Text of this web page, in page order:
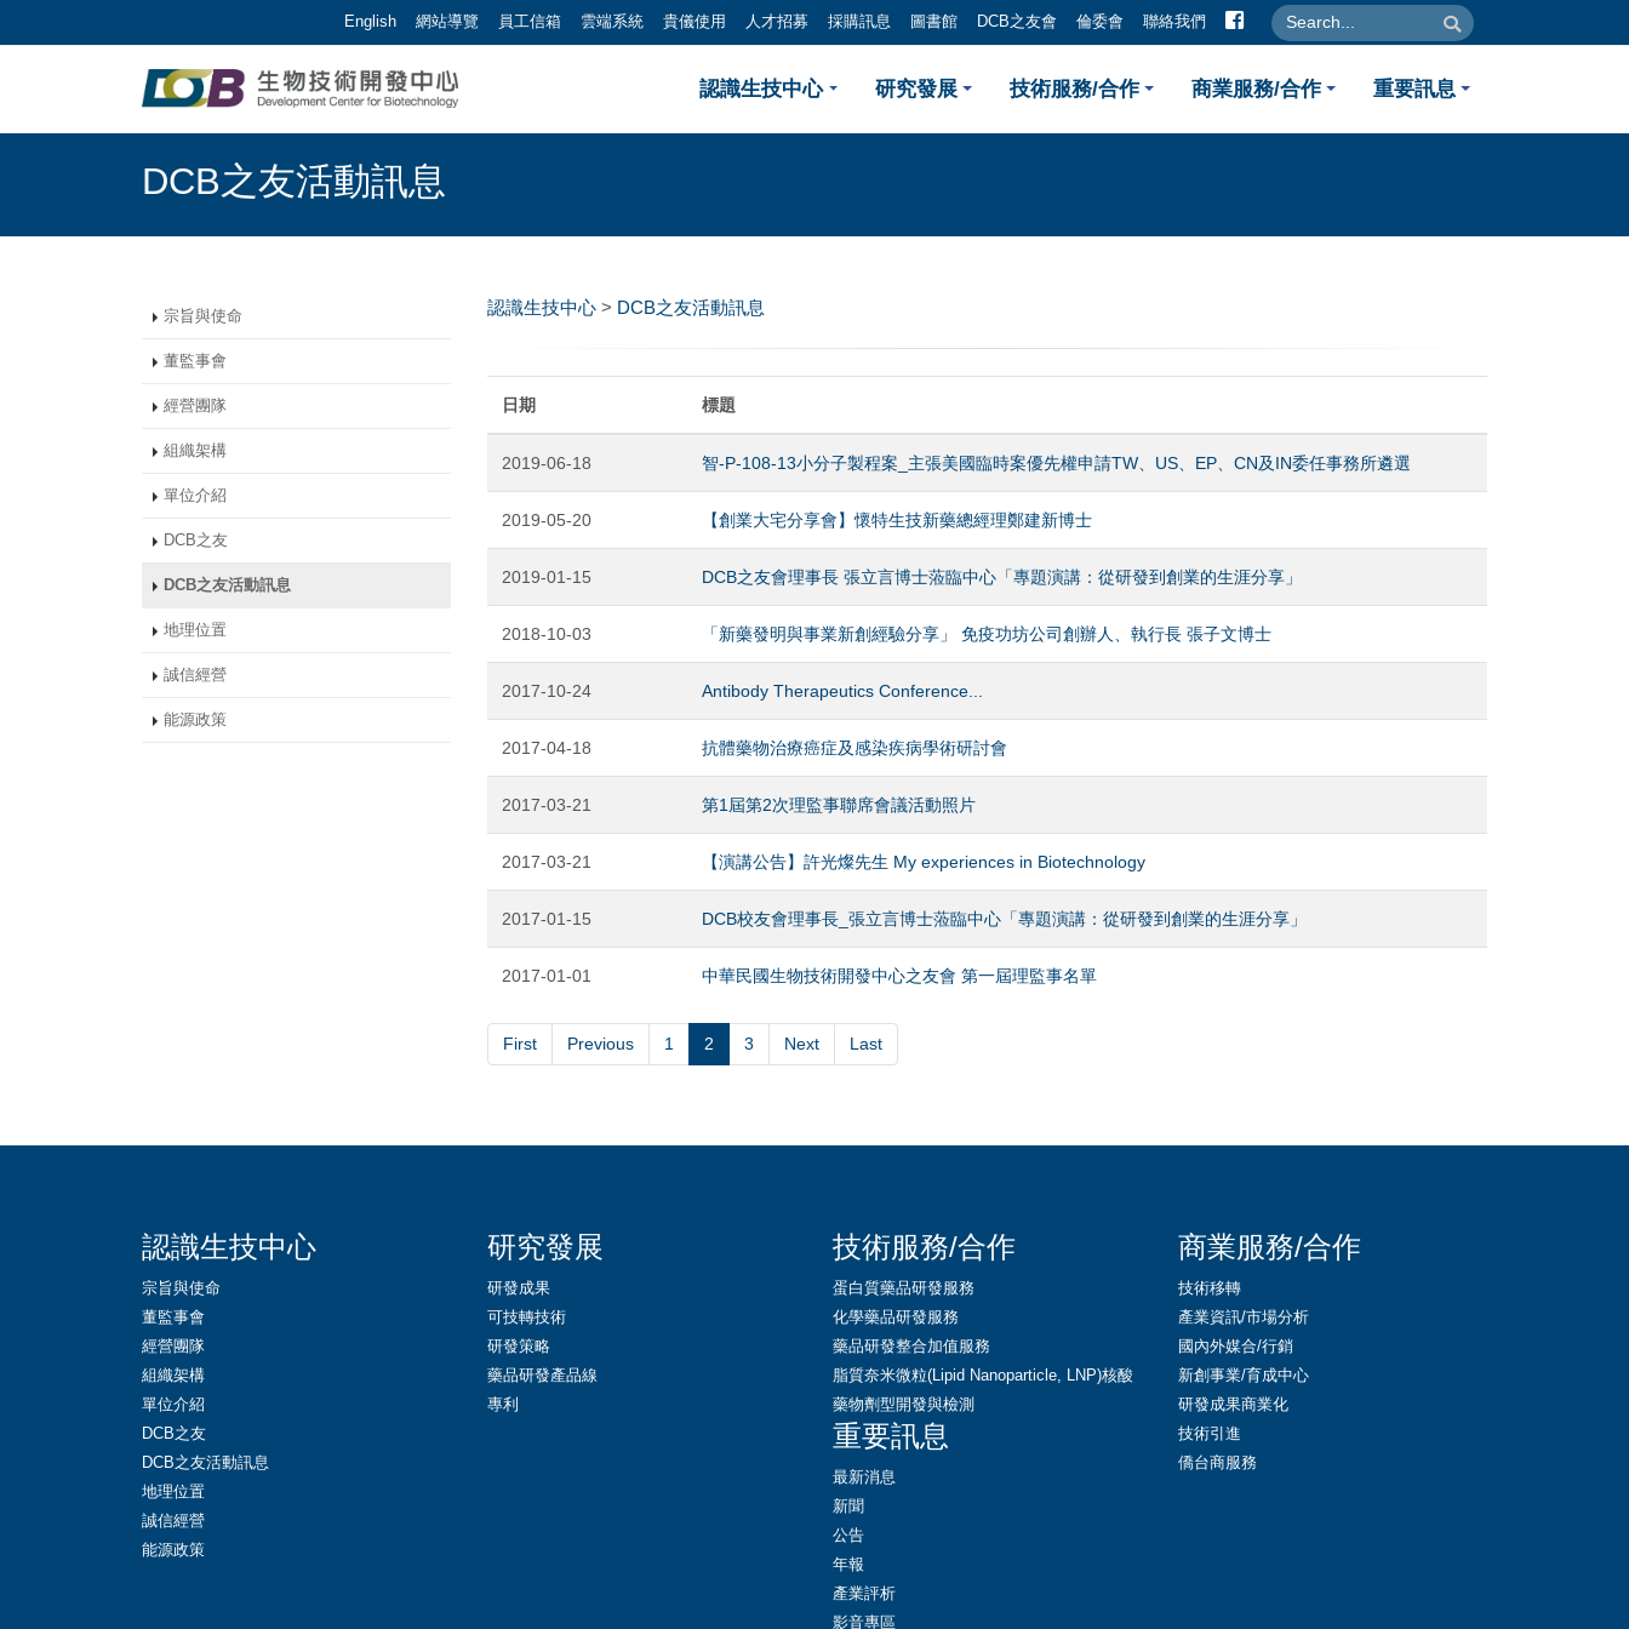
English 網站導覽 員工信箱 雲端系統 貴儀使用 人才招募 採購訊息 圖書館 DCB之友會 倫委會 聯絡我們 facebook
search search
生物技術開發中心 | DCB之友活動訊息
認識生技中心 研究發展 技術服務/合作 商業服務/合作 重要訊息
DCB之友活動訊息
宗旨與使命
董監事會
經營團隊
組織架構
單位介紹
DCB之友
DCB之友活動訊息
地理位置
誠信經營
能源政策
認識生技中心 > DCB之友活動訊息
日期 標題
2019-06-18 智-P-108-13小分子製程案_主張美國臨時案優先權申請TW、US、EP、CN及IN委任事務所遴選
2019-05-20 【創業大宅分享會】懷特生技新藥總經理鄭建新博士
2019-01-15 DCB之友會理事長 張立言博士蒞臨中心「專題演講：從研發到創業的生涯分享」
2018-10-03 「新藥發明與事業新創經驗分享」 免疫功坊公司創辦人、執行長 張子文博士
2017-10-24 Antibody Therapeutics Conference...
2017-04-18 抗體藥物治療癌症及感染疾病學術研討會
2017-03-21 第1屆第2次理監事聯席會議活動照片
2017-03-21 【演講公告】許光燦先生 My experiences in Biotechnology
2017-01-15 DCB校友會理事長_張立言博士蒞臨中心「專題演講：從研發到創業的生涯分享」
2017-01-01 中華民國生物技術開發中心之友會 第一屆理監事名單
First Previous 1 2 3 Next Last
認識生技中心
宗旨與使命
董監事會
經營團隊
組織架構
單位介紹
DCB之友
DCB之友活動訊息
地理位置
誠信經營
能源政策
研究發展
研發成果
可技轉技術
研發策略
藥品研發產品線
專利
技術服務/合作
蛋白質藥品研發服務
化學藥品研發服務
藥品研發整合加值服務
脂質奈米微粒(Lipid Nanoparticle, LNP)核酸
藥物劑型開發與檢測
重要訊息
最新消息
新聞
公告
年報
產業評析
影音專區
商業服務/合作
技術移轉
產業資訊/市場分析
國內外媒合/行銷
新創事業/育成中心
研發成果商業化
技術引進
僑台商服務